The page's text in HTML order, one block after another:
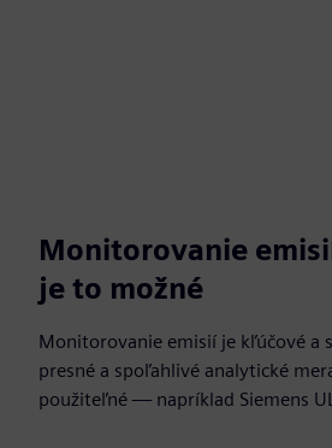
Monitorovanie
je to možné
Monitorovanie emisií je kľúčové a
presné a spoľahlivé analytické
použiteľné — napríklad Siemens